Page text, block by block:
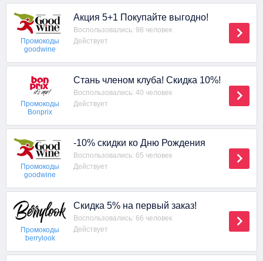
Промокоды
goodwine
Акция 5+1 Покупайте выгодно!
Воспользовались: 98 человек
Действует
Промокоды
Bonprix
Стань членом клуба! Скидка 10%!
Воспользовались: 40 человек
Действует
Промокоды
goodwine
-10% скидки ко Дню Рождения
Воспользовались: 65 человек
Действует
Промокоды
berrylook
Скидка 5% на первый заказ!
Воспользовались: 66 человек
Действует